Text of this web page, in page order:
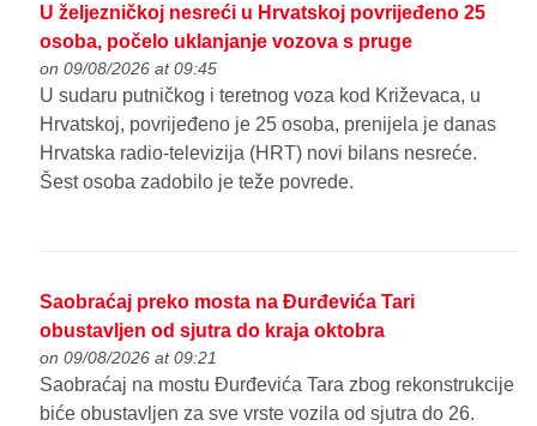
U željezničkoj nesreći u Hrvatskoj povrijeđeno 25
osoba, počelo uklanjanje vozova s pruge
on 09/08/2026 at 09:45
U sudaru putničkog i teretnog voza kod Križevaca, u
Hrvatskoj, povrijeđeno je 25 osoba, prenijela je danas
Hrvatska radio-televizija (HRT) novi bilans nesreće.
Šest osoba zadobilo je teže povrede.
Saobraćaj preko mosta na Đurđevića Tari
obustavljen od sjutra do kraja oktobra
on 09/08/2026 at 09:21
Saobraćaj na mostu Đurđevića Tara zbog rekonstrukcije
biće obustavljen za sve vrste vozila od sjutra do 26.